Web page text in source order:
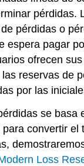
pérdidas o
espera pagar
ofrecen
reservas de
por las
se
convertir
Loss